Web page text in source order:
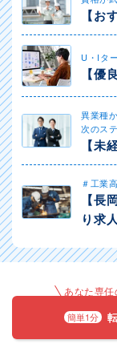
【お
U・Iタ
【優
異業種
次のス
【未
＃工業
【長
り求人
あなた専
簡単1分